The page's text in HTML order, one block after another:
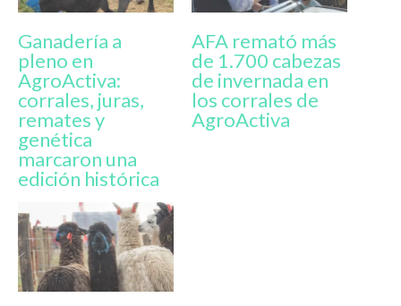
Ganadería a
pleno en
AgroActiva:
corrales, juras,
remates y
genética
marcaron una
edición histórica
AFA remató más
de 1.700 cabezas
de invernada en
los corrales de
AgroActiva